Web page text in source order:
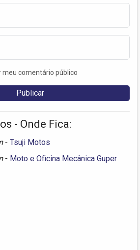
meu comentário público
- Onde Fica:
- Tsuji Motos
- Moto e Oficina Mecânica Guper